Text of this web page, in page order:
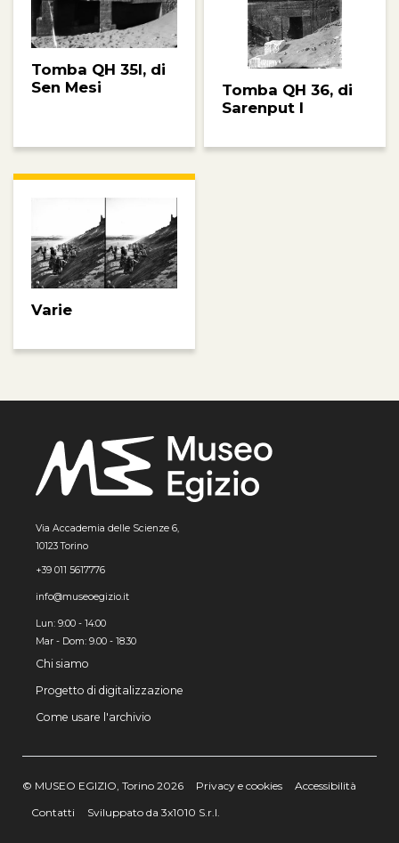
Tomba QH 35l, di
Sen Mesi
Tomba QH 36, di
Sarenput I
Varie
Via Accademia delle Scienze 6,
10123 Torino
+39 011 5617776
info@museoegizio.it
Lun: 9:00 - 14:00
Mar - Dom: 9.00 - 18.30
Chi siamo
Progetto di digitalizzazione
Come usare l'archivio
© MUSEO EGIZIO, Torino 2026 Privacy e cookies
Accessibilità
Contatti
Sviluppato da 3x1010 S.r.l.